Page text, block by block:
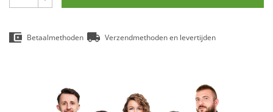
Betaalmethoden Verzendmethoden en levertijden